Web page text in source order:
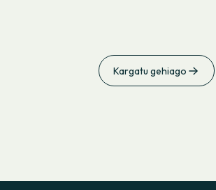
Kargatu gehiago